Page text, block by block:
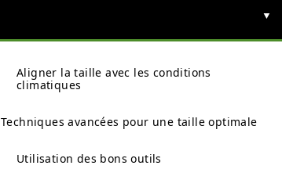
Aligner la taille avec les conditions
climatiques
Techniques avancées pour une taille optimale
Utilisation des bons outils